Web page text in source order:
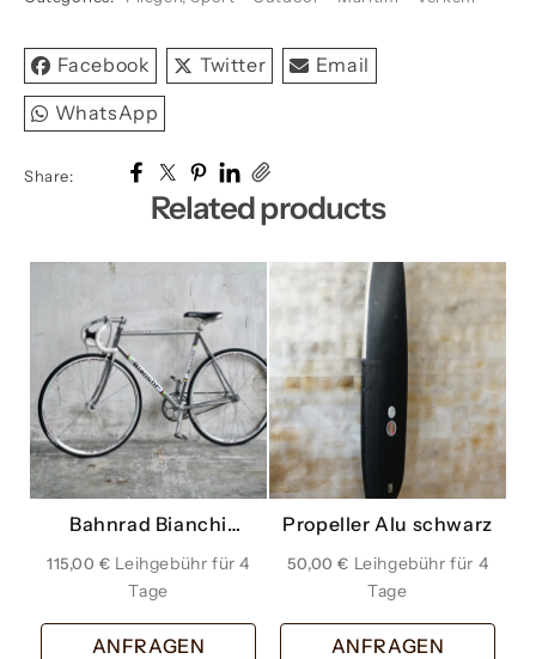
Facebook Twitter
Email
WhatsApp
Share:
Related products
Bahnrad Bianchi
Fahrräder
115,00€
ANFRAGEN
Propeller Alu schwarz
50,00€
ANFRAGEN